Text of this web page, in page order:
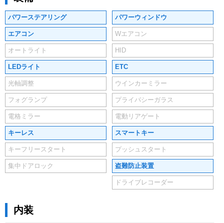
パワーステアリング パワーウィンドウ
エアコン Wエアコン
オートライト HID
LEDライト ETC
光軸調整 ウインカーミラー
フォグランプ プライバシーガラス
電格ミラー 電動リアゲート
キーレス スマートキー
キーフリースタート プッシュスタート
集中ドアロック 盗難防止装置
ドライブレコーダー
内装